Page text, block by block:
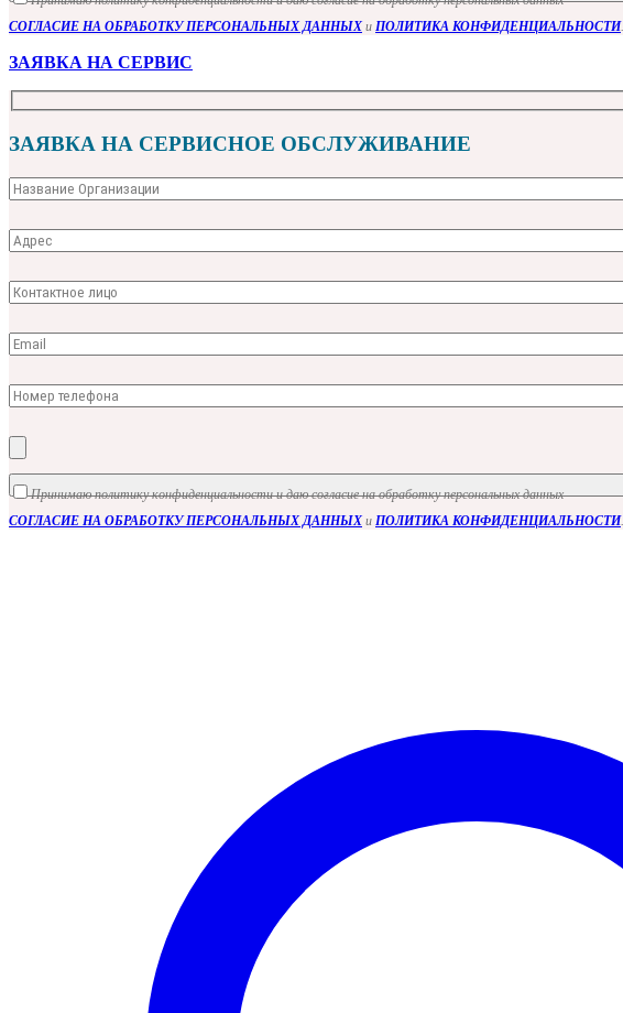
СОГЛАСИЕ НА ОБРАБОТКУ ПЕРСОНАЛЬНЫХ ДАННЫХ и ПОЛИТИКА КОНФИДЕНЦИАЛЬНОСТИ.
ЗАЯВКА НА СЕРВИС
ЗАЯВКА НА СЕРВИСНОЕ ОБСЛУЖИВАНИЕ
Принимаю политику конфиденциальности и даю согласие на обработку персональных данных
СОГЛАСИЕ НА ОБРАБОТКУ ПЕРСОНАЛЬНЫХ ДАННЫХ и ПОЛИТИКА КОНФИДЕНЦИАЛЬНОСТИ.